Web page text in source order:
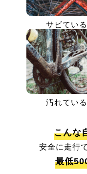
サビている
汚れている
こんな
安全に走行
最低